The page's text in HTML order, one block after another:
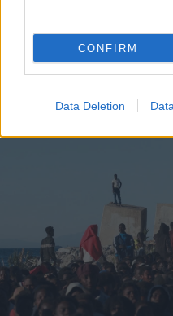
CONFIRM
Data Deletion